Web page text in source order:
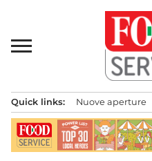
contenuto
principale
Quick links: Nuove aperture